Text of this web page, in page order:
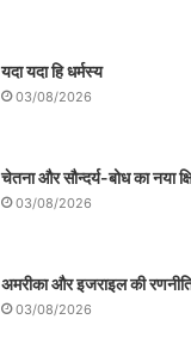
यदा यदा हि धर्मस्य
03/08/2026
चेतना और सौन्दर्य-बोध का नया
03/08/2026
अमरीका और इजराइल की
03/08/2026